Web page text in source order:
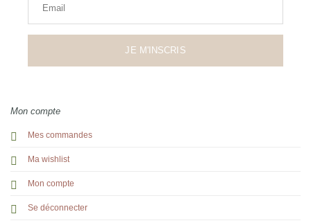
Mon compte
Mes commandes
Ma wishlist
Mon compte
Se déconnecter
Email
JE M'INSCRIS